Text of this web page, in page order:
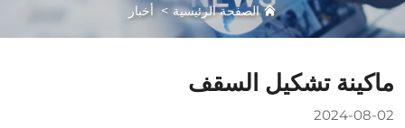
الصفحة الرئيسية>أخبار
ماكينة تشكيل السقف
2024-08-02